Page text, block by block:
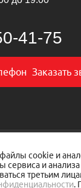
Заказать
техника
cookie и
сервиса и
третьим
.